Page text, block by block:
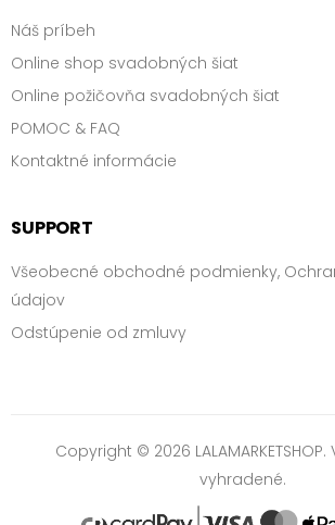
Náš príbeh
Online shop svadobných šiat
Online požičovňa svadobných šiat
POMOC & FAQ
Kontaktné informácie
SUPPORT
Všeobecné obchodné podmienky,
údajov
Odstúpenie od zmluvy
Copyright © 2026
vyhradené.